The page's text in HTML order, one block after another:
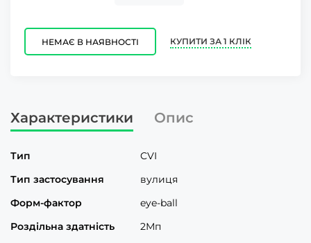
НЕМАЄ В НАЯВНОСТІ КУПИТИ ЗА 1 КЛІК
Характеристики Опис
Тип
CVI
Тип застосування
вулиця
Форм-фактор
eye-ball
Роздільна здатність
2Мп